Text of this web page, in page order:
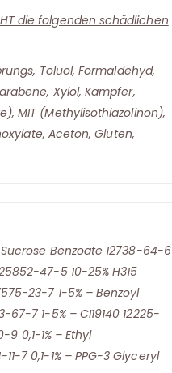
die folgenden schädlichen
Toluol, Formaldehyd,
Xylol, Kampfer,
MIT (Methylisothiazolinon),
Aceton, Gluten,
Benzoate 12738-64-6
47-5 10-25% H315
23-7 1-5% – Benzoyl
7 1-5% – CI19140 12225-
9 0,1-1% – Ethyl
7 0,1-1% – PPG-3 Glyceryl